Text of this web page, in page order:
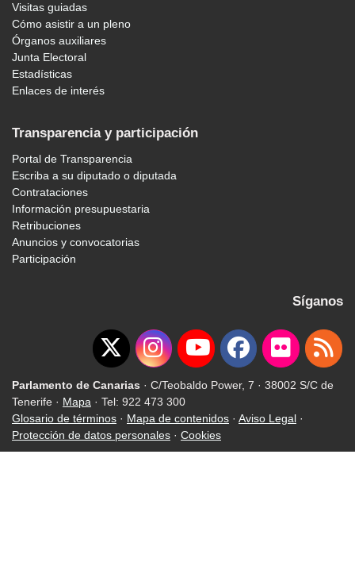
Visitas guiadas
Cómo asistir a un pleno
Órganos auxiliares
Junta Electoral
Estadísticas
Enlaces de interés
Transparencia y participación
Portal de Transparencia
Escriba a su diputado o diputada
Contrataciones
Información presupuestaria
Retribuciones
Anuncios y convocatorias
Participación
Síganos
Parlamento de Canarias · C/Teobaldo Power, 7 · 38002 S/C de
Tenerife · Mapa · Tel: 922 473 300
Glosario de términos · Mapa de contenidos · Aviso Legal ·
Protección de datos personales · Cookies